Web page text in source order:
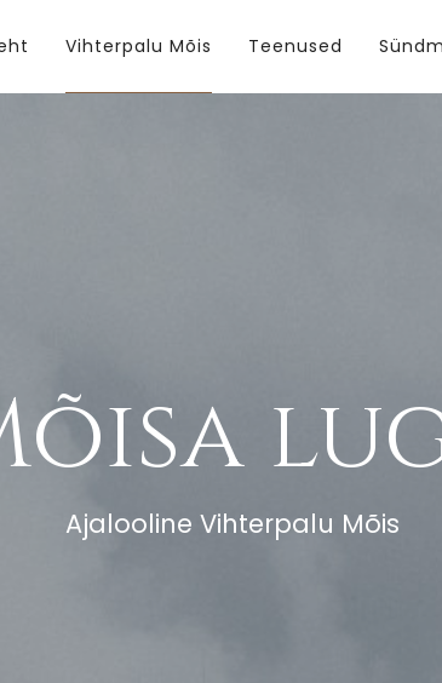
Vihterpalu Mõis Teenused
Ajalooline Vihterpalu Mõis